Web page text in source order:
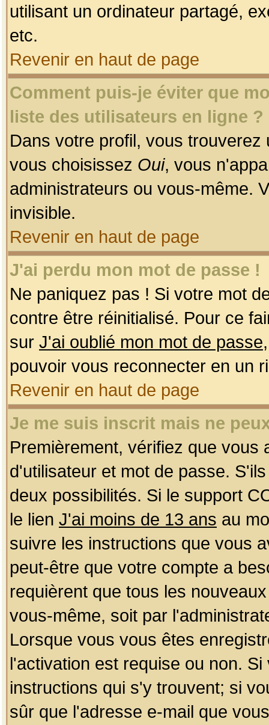
utilisant un ordinateur partagé,
etc.
Revenir en haut de page
Comment puis-je éviter que
liste des utilisateurs en ligne ?
Dans votre profil, vous
vous choisissez Oui, vous
administrateurs ou vous-même.
invisible.
Revenir en haut de page
J'ai perdu mon mot de passe !
Ne paniquez pas ! Si votre mot
contre être réinitialisé. Pour ce
sur J'ai oublié mon mot de passe
pouvoir vous reconnecter en un
Revenir en haut de page
Je me suis inscrit mais ne
Premièrement, vérifiez que
d'utilisateur et mot de passe.
deux possibilités. Si le support
le lien J'ai moins de 13 ans au
suivre les instructions que vous
peut-être que votre compte a
requièrent que tous les
vous-même, soit par
Lorsque vous vous êtes
l'activation est requise ou non.
instructions qui s'y trouvent; si
sûr que l'adresse e-mail que